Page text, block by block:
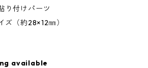
付けパーツ
（約28×12㎜）
available